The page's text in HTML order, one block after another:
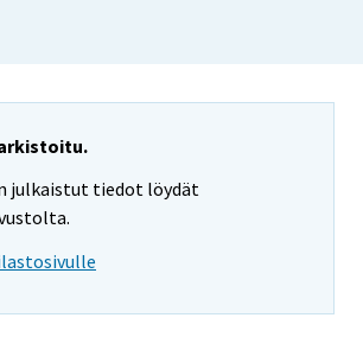
julkaistut tiedot löydät